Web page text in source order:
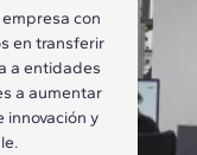
con
en transferir
a entidades
a aumentar
y